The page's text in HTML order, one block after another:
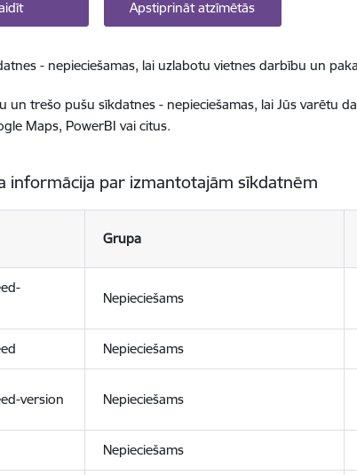
Apstiprināt atzīmētās
- nepieciešamas, lai uzlabotu vietnes darbību un
un trešo pušu sīkdatnes - nepieciešamas, lai Jūs varētu
Maps, PowerBI vai citus.
informācija par izmantotajām sīkdatnēm
Grupa
Nepieciešams
Nepieciešams
version Nepieciešams
Nepieciešams